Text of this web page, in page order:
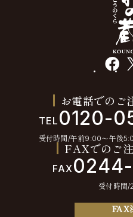
facebook
お電話でのご
TEL 0120-
受付時間/午前9:00〜午後
FAXでのご
FAX
受付時間/
FAX